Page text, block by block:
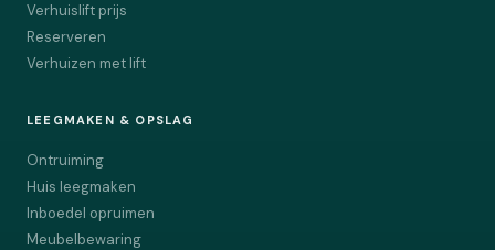
Verhuislift prijs
Reserveren
Verhuizen met lift
LEEGMAKEN & OPSLAG
Ontruiming
Huis leegmaken
Inboedel opruimen
Meubelbewaring